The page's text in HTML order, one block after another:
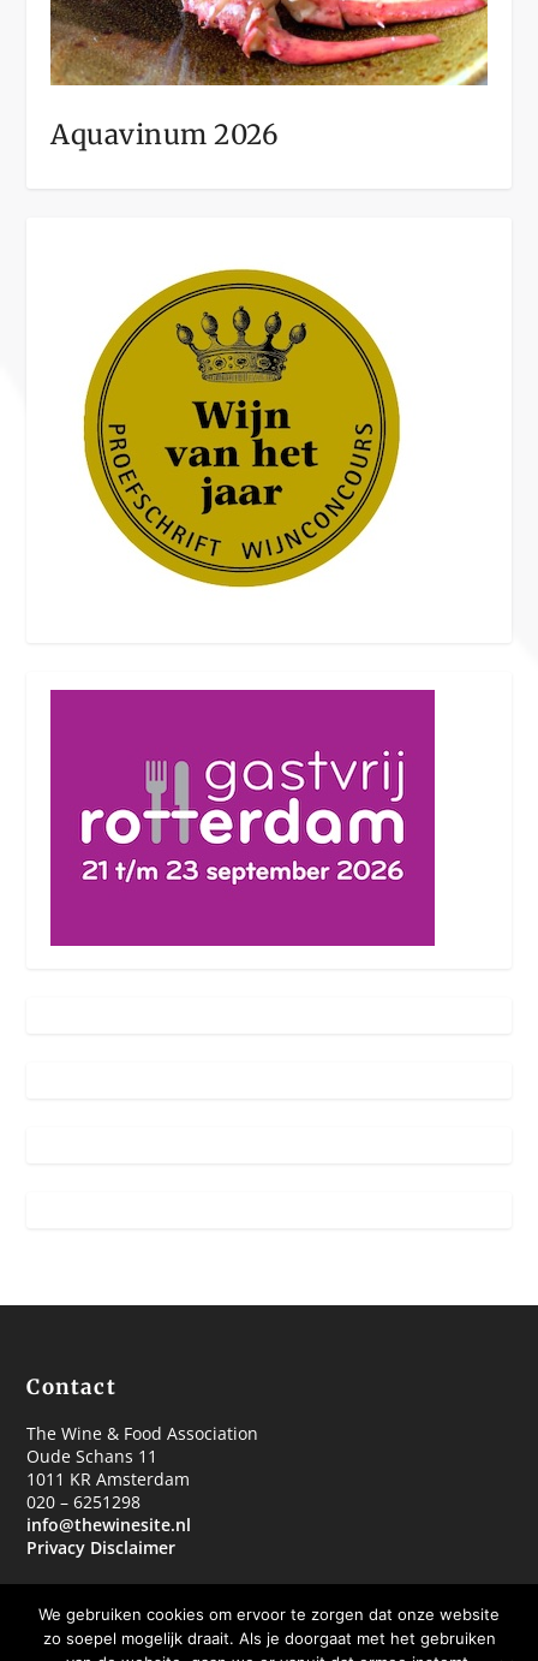
Aquavinum 2026
Contact
The Wine & Food Association
Oude Schans 11
1011 KR Amsterdam
020 – 6251298
info@thewinesite.nl
Privacy Disclaimer
We gebruiken cookies om ervoor te zorgen dat onze website
zo soepel mogelijk draait. Als je doorgaat met het gebruiken